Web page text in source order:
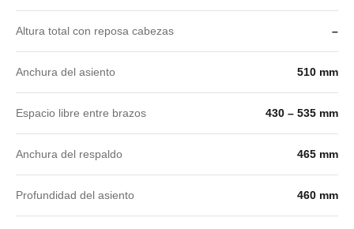
Altura total con reposa cabezas –
Anchura del asiento 510 mm
Espacio libre entre brazos 430 – 535 mm
Anchura del respaldo 465 mm
Profundidad del asiento 460 mm